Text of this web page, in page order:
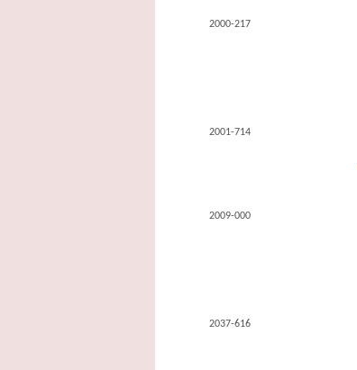
2000-217
2001-714
2009-000
2037-616